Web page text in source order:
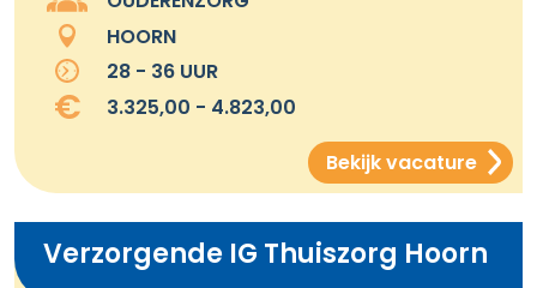
HOORN
28 - 36 UUR
3.325,00 - 4.823,00
Bekijk vacature
Verzorgende IG Thuiszorg Hoorn